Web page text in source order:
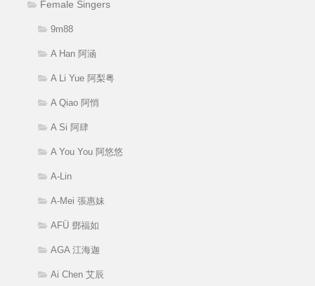
Female Singers
9m88
A Han 阿涵
A Li Yue 阿梨粤
A Qiao 阿悄
A Si 阿肆
A You You 阿悠悠
A-Lin
A-Mei 張惠妹
AFÜ 鄧福如
AGA 江海迦
Ai Chen 艾辰